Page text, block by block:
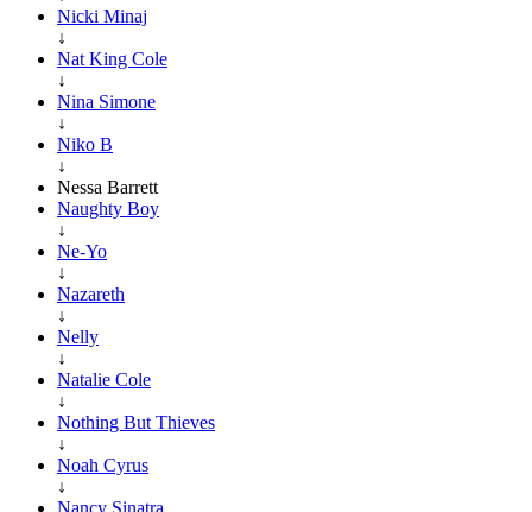
Nicki Minaj
↓
Nat King Cole
↓
Nina Simone
↓
Niko B
↓
Nessa Barrett
Naughty Boy
↓
Ne-Yo
↓
Nazareth
↓
Nelly
↓
Natalie Cole
↓
Nothing But Thieves
↓
Noah Cyrus
↓
Nancy Sinatra